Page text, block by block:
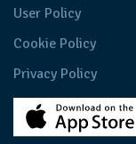
User Policy
Cookie Policy
Privacy Policy